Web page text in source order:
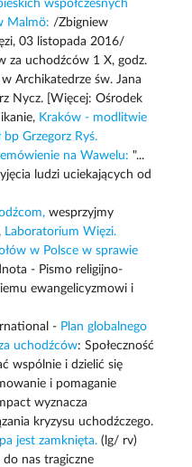
współczesnych
Malmö: /Zbigniew
03 listopada 2016/
za uchodźców 1 X, godz.
Archikatedrze św. Jana
Nycz. [Więcej: Ośrodek
Kraków - modlitwie
Grzegorz Ryś.
na Wawelu: "...
ludzi uciekających od
wesprzyjmy
Laboratorium Więzi.
w Polsce w sprawie
- Pismo religijno-
ewangelicyzmowi i
- Plan globalnego
uchodźców: Społeczność
wspólnie i dzielić się
i pomaganie
wyznacza
kryzysu uchodźczego.
jest zamknięta.(lg/ rv)
nas tragiczne